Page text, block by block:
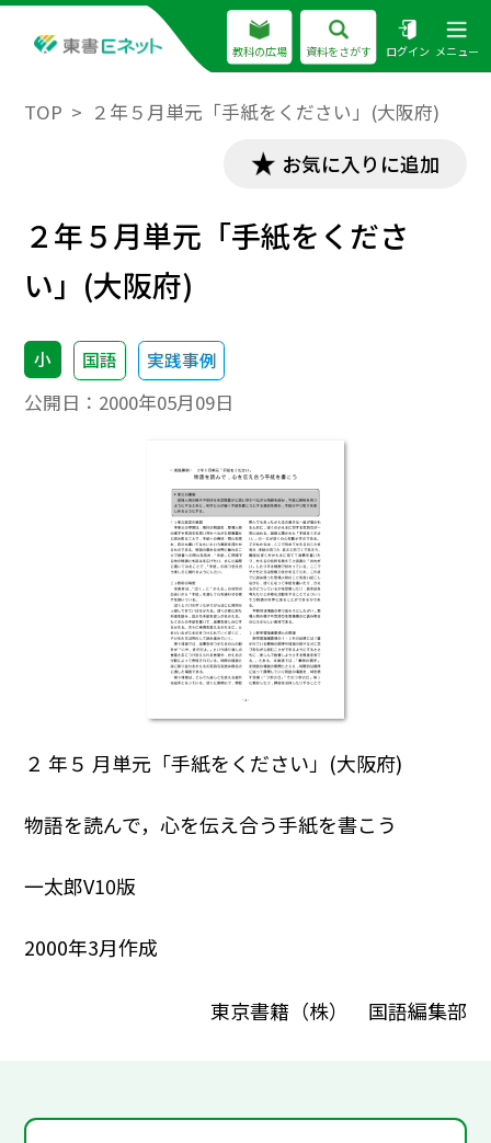
教科の広場 資料をさがす ログイン メニュー
TOP ２年５月単元「手紙をください」(大阪府)
お気に入りに追加
２年５月単元「手紙をくださ
い」(大阪府)
小 国語 実践事例
公開日： 2000年05月09日
２ 年５ 月単元「手紙をください」(大阪府)
物語を読んで，心を伝え合う手紙を書こう
一太郎V10版
2000年3月作成
東京書籍（株） 国語編集部